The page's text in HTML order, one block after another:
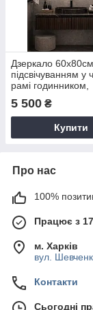
Дзеркало
підсвічуванням у
рамі годинником,
сенсорами
5 500 ₴
Купити
Про нас
100%
Працює з
м. Харків
вул.
Контакти
Сьогодні